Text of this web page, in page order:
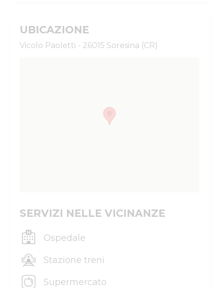
UBICAZIONE
Vicolo Paoletti - 26015 Soresina (CR)
SERVIZI NELLE VICINANZE
Ospedale
Stazione treni
Supermercato